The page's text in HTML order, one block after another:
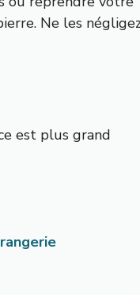
Ne les
est plus grand